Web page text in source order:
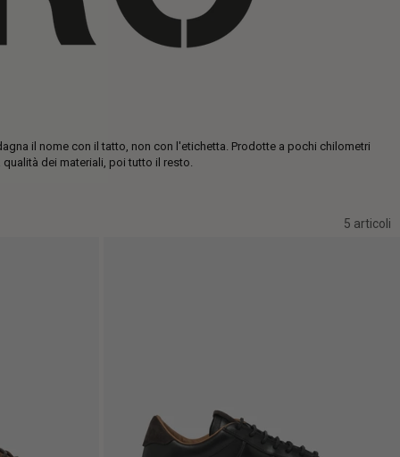
il nome con il tatto, non con l'etichetta. Prodotte a pochi chilometri
dei materiali, poi tutto il resto.
5 articoli